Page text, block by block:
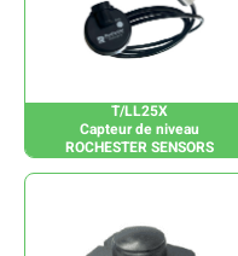
T/LL25X
Capteur de niveau
ROCHESTER SENSORS